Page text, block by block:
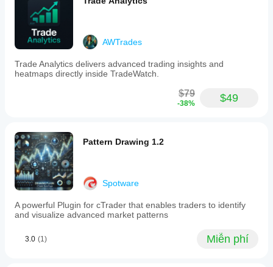
AWTrades
Trade Analytics delivers advanced trading insights and
heatmaps directly inside TradeWatch.
$79
-38% $49
Pattern Drawing 1.2
Spotware
A powerful Plugin for cTrader that enables traders to identify
and visualize advanced market patterns
3.0 (1) Miễn phí